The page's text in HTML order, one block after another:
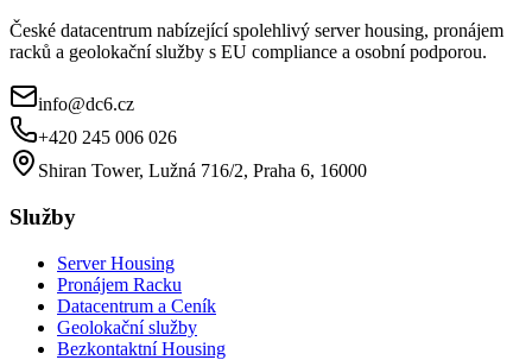
České datacentrum nabízející spolehlivý server housing, pronájem
racků a geolokační služby s EU compliance a osobní podporou.
info@dc6.cz
+420 245 006 026
Shiran Tower, Lužná 716/2, Praha 6, 16000
Služby
Server Housing
Pronájem Racku
Datacentrum a Ceník
Geolokační služby
Bezkontaktní Housing